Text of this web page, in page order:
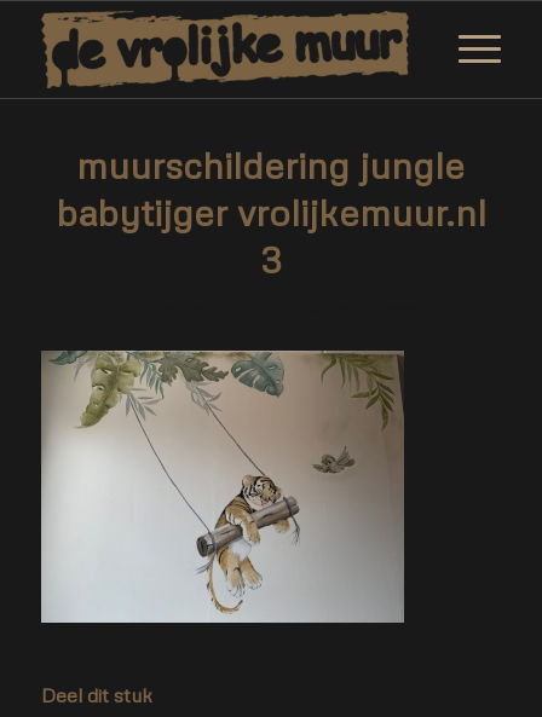
muurschildering jungle
babytijger vrolijkemuur.nl
3
Deel dit stuk